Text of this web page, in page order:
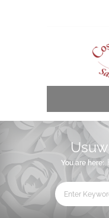
You are here: